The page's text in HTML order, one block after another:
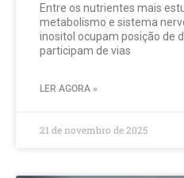
Entre os nutrientes mais
metabolismo e sistema
inositol ocupam posição de
participam de vias
LER AGORA »
21 de novembro de 2025